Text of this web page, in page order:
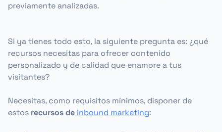
previamente analizadas.
Si ya tienes todo esto, la siguiente pregunta es: ¿qué
recursos necesitas para ofrecer contenido
personalizado y de calidad que enamore a tus
visitantes?
Necesitas, como requisitos mínimos, disponer de
estos recursos de inbound marketing: